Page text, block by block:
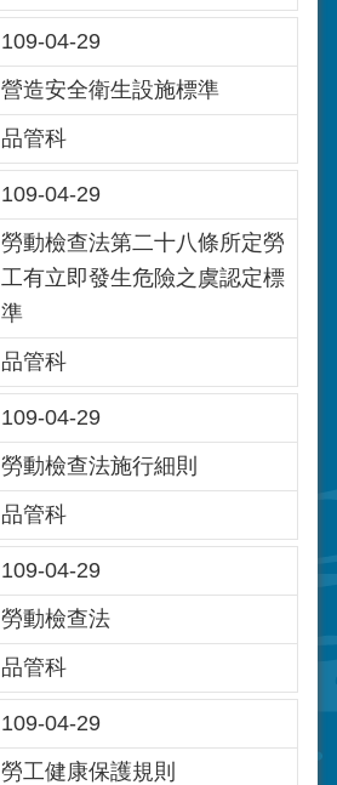
109-04-29
營造安全衛生設施標準
品管科
109-04-29
勞動檢查法第二十八條所定勞
工有立即發生危險之虞認定標
準
品管科
109-04-29
勞動檢查法施行細則
品管科
109-04-29
勞動檢查法
品管科
109-04-29
勞工健康保護規則